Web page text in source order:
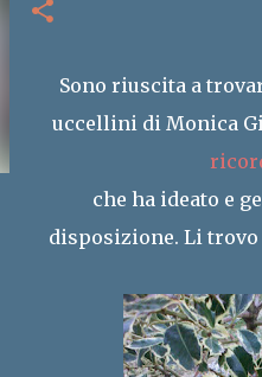
Sono riuscita a
uccellini di Monica
che ha ideato e
disposizione. Li trovo